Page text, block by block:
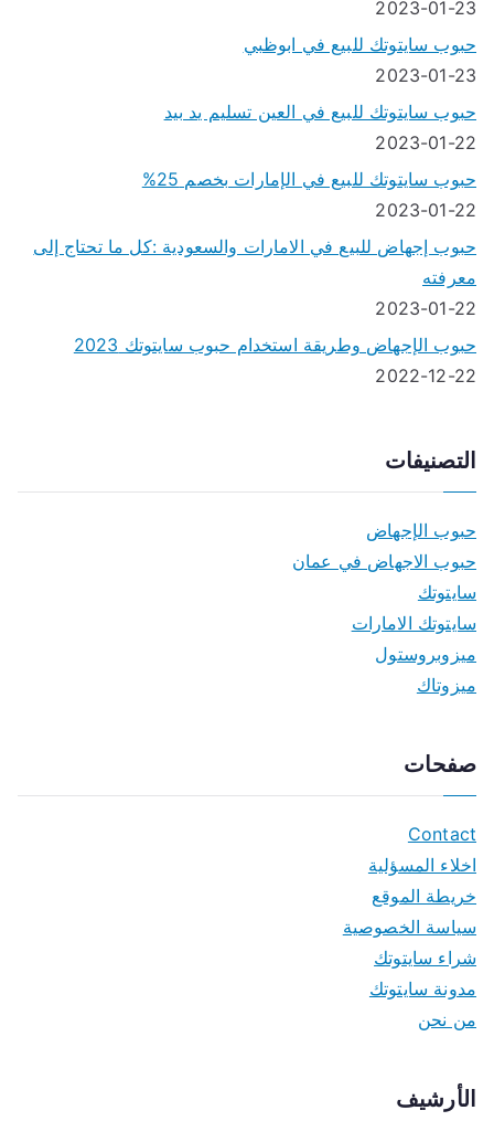
2023-01-23
حبوب سايتوتك للبيع في ابوظبي
2023-01-23
حبوب سايتوتك للبيع في العين تسليم يد بيد
2023-01-22
حبوب سايتوتك للبيع في الإمارات بخصم 25%
2023-01-22
حبوب إجهاض للبيع في الامارات والسعودية :كل ما تحتاج إلى
معرفته
2023-01-22
حبوب الإجهاض وطريقة استخدام حبوب سايتوتك 2023
2022-12-22
التصنيفات
حبوب الإجهاض
حبوب الاجهاض في عمان
سايتوتك
سايتوتك الامارات
ميزوبروستول
ميزوتاك
صفحات
Contact
اخلاء المسؤلية
خريطة الموقع
سياسة الخصوصية
شراء سايتوتك
مدونة سايتوتك
من نحن
الأرشيف